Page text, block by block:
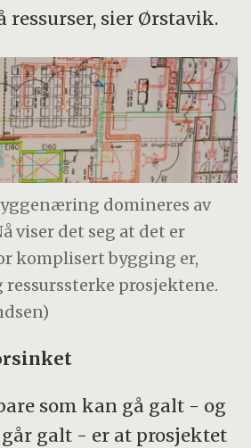
ressurser, sier Ørstavik.
domineres av
viser det seg at det er
komplisert bygging er,
ressurssterke prosjektene.
som kan gå galt - og
galt - er at prosjektet